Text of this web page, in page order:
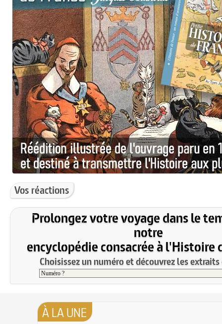
Vos réactions
Prolongez votre voyage dans le
notre
encyclopédie consacrée à l'Histoire
Choisissez un numéro et découvrez les
À LA UNE